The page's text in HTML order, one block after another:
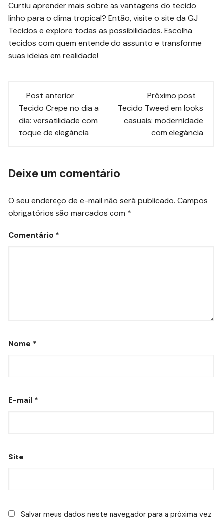
Curtiu aprender mais sobre as vantagens do tecido
linho para o clima tropical? Então, visite o site da GJ
Tecidos e explore todas as possibilidades. Escolha
tecidos com quem entende do assunto e transforme
suas ideias em realidade!
Navegação
de
post
Post anterior
Tecido Crepe no dia a
dia: versatilidade com
toque de elegância
Próximo post
Tecido Tweed em looks
casuais: modernidade
com elegância
Deixe um comentário
O seu endereço de e-mail não será publicado. Campos
obrigatórios são marcados com *
Comentário *
Nome *
E-mail *
Site
Salvar meus dados neste navegador para a próxima vez